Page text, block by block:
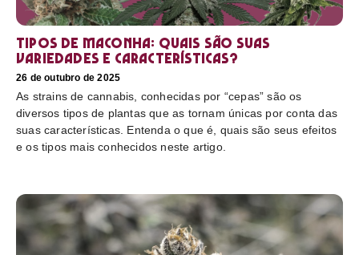
Tipos de maconha: quais são suas
variedades e características?
26 de outubro de 2025
As strains de cannabis, conhecidas por “cepas” são os
diversos tipos de plantas que as tornam únicas por conta das
suas características. Entenda o que é, quais são seus efeitos
e os tipos mais conhecidos neste artigo.